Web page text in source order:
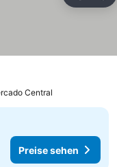
Central
Preise sehen